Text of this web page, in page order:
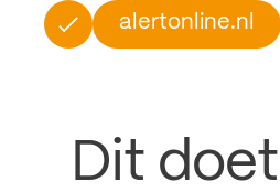
alertonline.nl
Dit